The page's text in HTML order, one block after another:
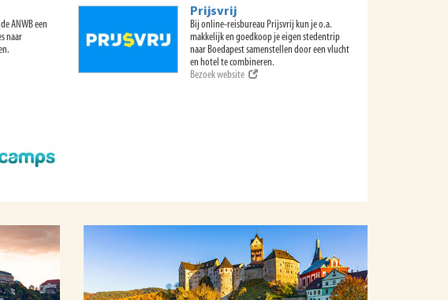
ANWB een
naar
Prijsvrij
Bij online-reisbureau Prijsvrij kun je o.a.
makkelijk en goedkoop je eigen stedentrip
naar Boedapest samenstellen door een vlucht
en hotel te combineren.
Bezoek website